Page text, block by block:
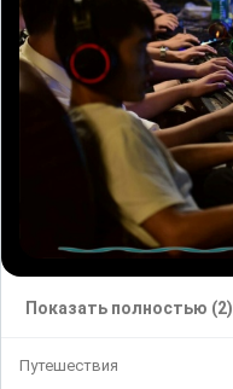
Показать полностью (2)
Путешествия